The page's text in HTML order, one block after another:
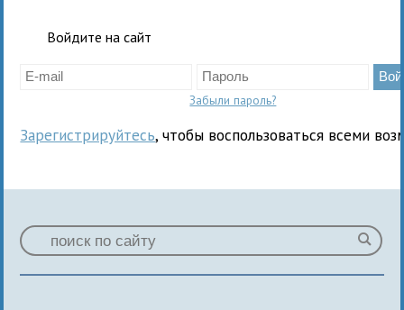
Войдите на сайт
Забыли пароль?
Зарегистрируйтесь, чтобы воспользоваться всеми